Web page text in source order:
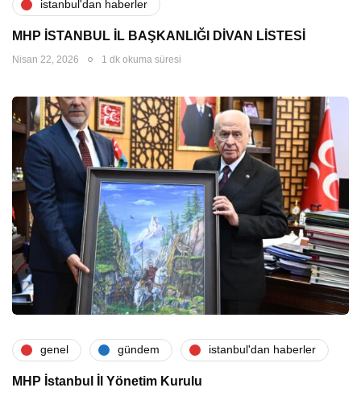
i̇stanbul'dan haberler
MHP İSTANBUL İL BAŞKANLIĞI DİVAN LİSTESİ
Nisan 22, 2026 1 dk okuma süresi
genel gündem i̇stanbul'dan haberler
MHP İstanbul İl Yönetim Kurulu